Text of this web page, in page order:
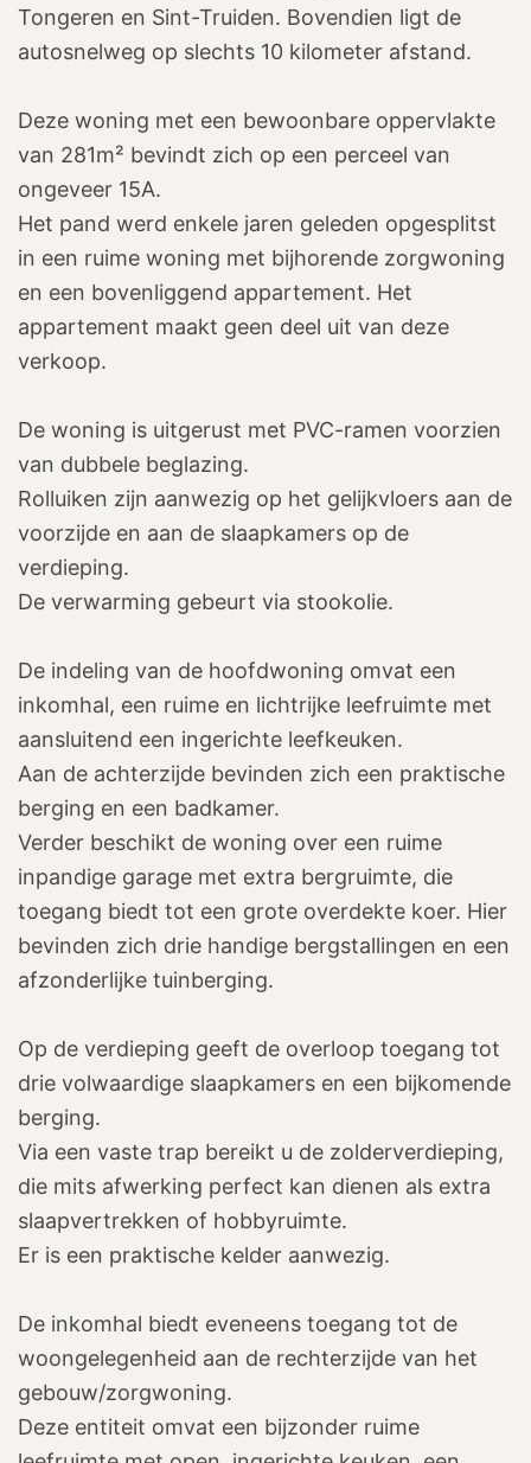
Tongeren en Sint-Truiden. Bovendien ligt de
autosnelweg op slechts 10 kilometer afstand.
Deze woning met een bewoonbare oppervlakte
van 281m² bevindt zich op een perceel van
ongeveer 15A.
Het pand werd enkele jaren geleden opgesplitst
in een ruime woning met bijhorende zorgwoning
en een bovenliggend appartement. Het
appartement maakt geen deel uit van deze
verkoop.
De woning is uitgerust met PVC-ramen voorzien
van dubbele beglazing.
Rolluiken zijn aanwezig op het gelijkvloers aan de
voorzijde en aan de slaapkamers op de
verdieping.
De verwarming gebeurt via stookolie.
De indeling van de hoofdwoning omvat een
inkomhal, een ruime en lichtrijke leefruimte met
aansluitend een ingerichte leefkeuken.
Aan de achterzijde bevinden zich een praktische
berging en een badkamer.
Verder beschikt de woning over een ruime
inpandige garage met extra bergruimte, die
toegang biedt tot een grote overdekte koer. Hier
bevinden zich drie handige bergstallingen en een
afzonderlijke tuinberging.
Op de verdieping geeft de overloop toegang tot
drie volwaardige slaapkamers en een bijkomende
berging.
Via een vaste trap bereikt u de zolderverdieping,
die mits afwerking perfect kan dienen als extra
slaapvertrekken of hobbyruimte.
Er is een praktische kelder aanwezig.
De inkomhal biedt eveneens toegang tot de
woongelegenheid aan de rechterzijde van het
gebouw/zorgwoning.
Deze entiteit omvat een bijzonder ruime